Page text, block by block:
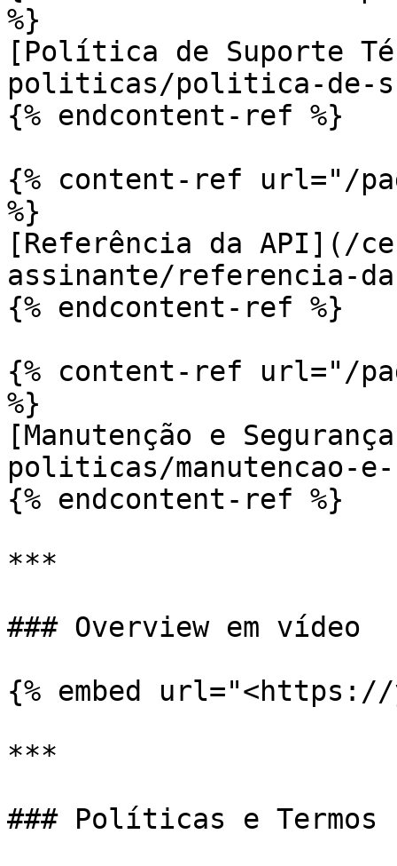
%}
[Política de Suporte
politicas/politica-de-
{% endcontent-ref %}
{% content-ref url="/
%}
[Referência da API](/
assinante/referencia-
{% endcontent-ref %}
{% content-ref url="/
%}
[Manutenção e
politicas/manutencao-e-
{% endcontent-ref %}
***
### Overview em vídeo
{% embed url="<https://
***
### Políticas e Termos